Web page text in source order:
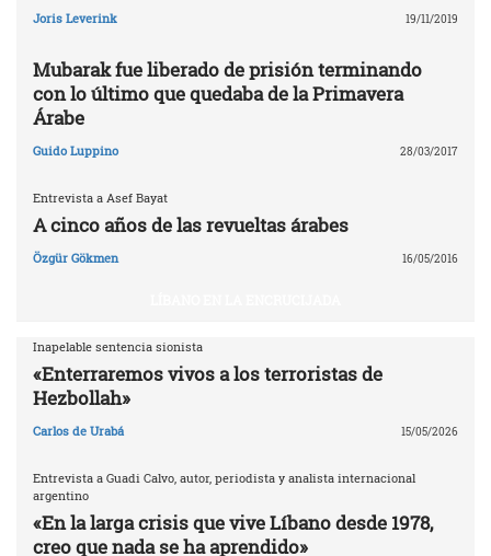
Joris Leverink 19/11/2019
Mubarak fue liberado de prisión terminando
con lo último que quedaba de la Primavera
Árabe
Guido Luppino 28/03/2017
Entrevista a Asef Bayat
A cinco años de las revueltas árabes
Özgür Gökmen 16/05/2016
Inapelable sentencia sionista
«Enterraremos vivos a los terroristas de
Hezbollah»
Carlos de Urabá 15/05/2026
Entrevista a Guadi Calvo, autor, periodista y analista internacional
argentino
«En la larga crisis que vive Líbano desde 1978,
creo que nada se ha aprendido»